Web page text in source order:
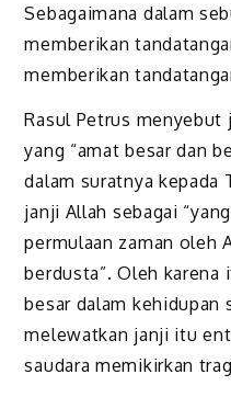
Sebagaimana dalam
memberikan
memberikan
Rasul Petrus
yang “amat besar dan
dalam suratnya kepada
janji Allah sebagai
permulaan zaman oleh
berdusta”. Oleh
besar dalam kehidupan
melewatkan janji itu
saudara memikirkan